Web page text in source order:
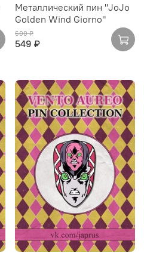
Металлический пин "JoJo
Golden Wind Giorno"
600 ₽
549 ₽